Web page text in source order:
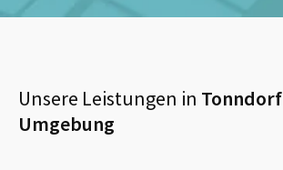
Unsere Leistungen in Tonndorf
Umgebung